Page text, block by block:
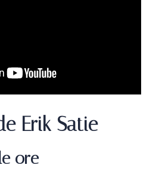
Erik Satie
ore